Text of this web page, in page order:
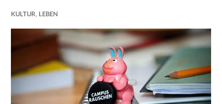
KULTUR, LEBEN